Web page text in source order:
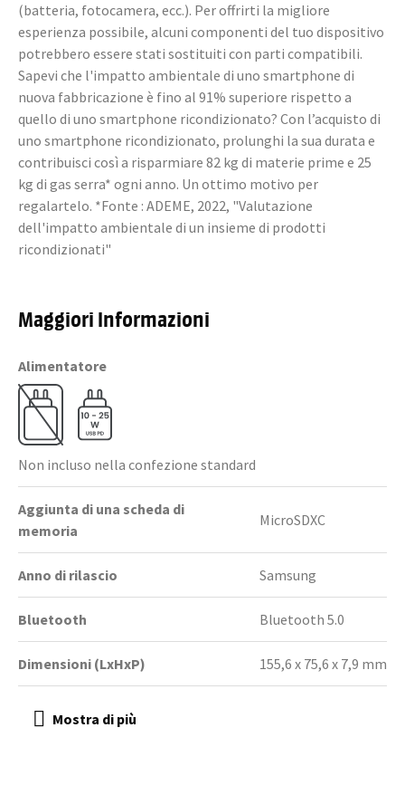
(batteria, fotocamera, ecc.). Per offrirti la migliore
esperienza possibile, alcuni componenti del tuo dispositivo
potrebbero essere stati sostituiti con parti compatibili.
Sapevi che l'impatto ambientale di uno smartphone di
nuova fabbricazione è fino al 91% superiore rispetto a
quello di uno smartphone ricondizionato? Con l’acquisto di
uno smartphone ricondizionato, prolunghi la sua durata e
contribuisci così a risparmiare 82 kg di materie prime e 25
kg di gas serra* ogni anno. Un ottimo motivo per
regalartelo. *Fonte : ADEME, 2022, "Valutazione
dell'impatto ambientale di un insieme di prodotti
ricondizionati"
Maggiori Informazioni
Alimentatore
Non incluso nella confezione standard
Aggiunta di una scheda di
memoria
MicroSDXC
Anno di rilascio Samsung
Bluetooth Bluetooth 5.0
Dimensioni (LxHxP) 155,6 x 75,6 x 7,9 mm